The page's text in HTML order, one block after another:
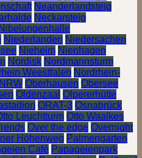
Neanderlandsteig
Neckarsteig
Nibelungenhalle
Niederlanden Niedersachen
Nieheim Nienhagen
Nordisk Nordmannsturm
Weestfalen Nordrhein-
NRW Oberhausen Obersee
Oldenzaal Olpererhütte
ORAT-3 Osnabrück
Leuchtturm Otto Waalkes
Over the edge Overnight
Höhenweg Palmengarten
Café Papageienpark